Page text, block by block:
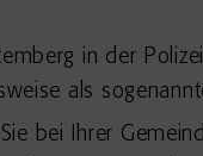
in der
als
bei Ihrer